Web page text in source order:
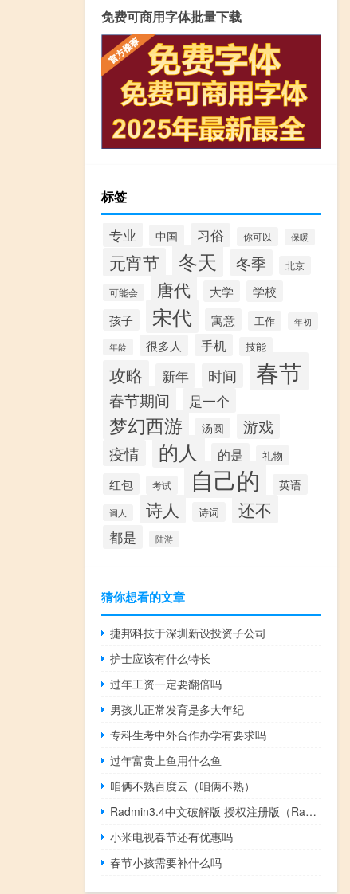
免费可商用字体批量下载
标签
专业 中国 习俗 你可以 保暖
元宵节 冬天 冬季 北京
可能会 唐代 大学
学校
孩子
宋代 寓意 工作 年初
年龄 很多人 手机 技能
攻略 新年 时间 春节
春节期间 是一个
梦幻西游 汤圆 游戏
疫情 的人 的是 礼物
红包 考试 自己的 英语
词人 诗人 诗词 还不
都是 陆游
猜你想看的文章
捷邦科技于深圳新设投资子公司
护士应该有什么特长
过年工资一定要翻倍吗
男孩儿正常发育是多大年纪
专科生考中外合作办学有要求吗
过年富贵上鱼用什么鱼
咱俩不熟百度云（咱俩不熟）
Radmin3.4中文破解版 授权注册版（Radmin3.4中文破解版 授权注册版功能简介）
小米电视春节还有优惠吗
春节小孩需要补什么吗